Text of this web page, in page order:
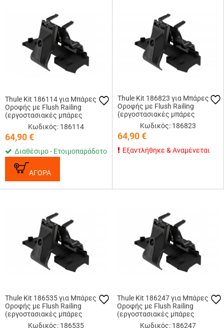
Thule Kit 186114 για Μπάρες
Οροφής με Flush Railing
(εργοστασιακές μπάρες
εφαπτόμενες στην οροφή)
Κωδικός: 186114
64,90€
Διαθέσιμο - Ετοιμοπαράδοτο
ΑΓΟΡΑ
Thule Kit 186823 για Μπάρες
Οροφής με Flush Railing
(εργοστασιακές μπάρες
εφαπτόμενες στην οροφή)
Κωδικός: 186823
64,90€
Εξαντλήθηκε & Αναμένεται
Thule Kit 186535 για Μπάρες
Οροφής με Flush Railing
(εργοστασιακές μπάρες
εφαπτόμενες στην οροφή)
Κωδικός: 186535
Thule Kit 186247 για Μπάρες
Οροφής με Flush Railing
(εργοστασιακές μπάρες
εφαπτόμενες στην οροφή)
Κωδικός: 186247